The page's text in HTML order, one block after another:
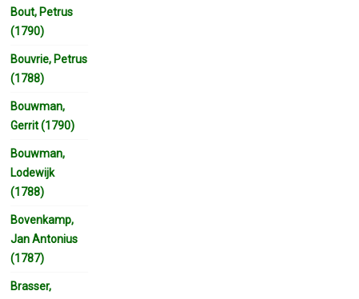
Bout, Petrus
(1790)
Bouvrie, Petrus
(1788)
Bouwman,
Gerrit (1790)
Bouwman,
Lodewijk
(1788)
Bovenkamp,
Jan Antonius
(1787)
Brasser,